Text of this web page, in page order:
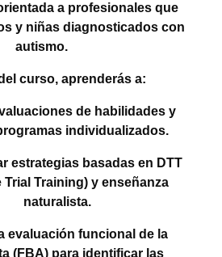
a profesionales que
y niñas diagnosticados con
autismo.
curso, aprenderás a:
de habilidades y
individualizados.
estrategias basadas en DTT
Trial Training)y enseñanza
naturalista.
evaluación funcional de la
(FBA)para identificar las